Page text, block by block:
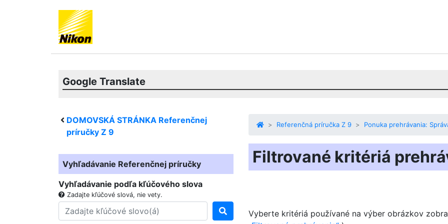
Google Translate
DOMOVSKÁ STRÁNKA Referenčnej
príručky Z 9
Vyhľadávanie Referenčnej príručky
Vyhľadávanie podľa kľúčového slova
Zadajte kľúčové slová, nie vety.
Referenčná príručka Z 9 Ponuka prehrávania:
Filtrované kritériá
Vyberte kritériá používané na výber obrázkov